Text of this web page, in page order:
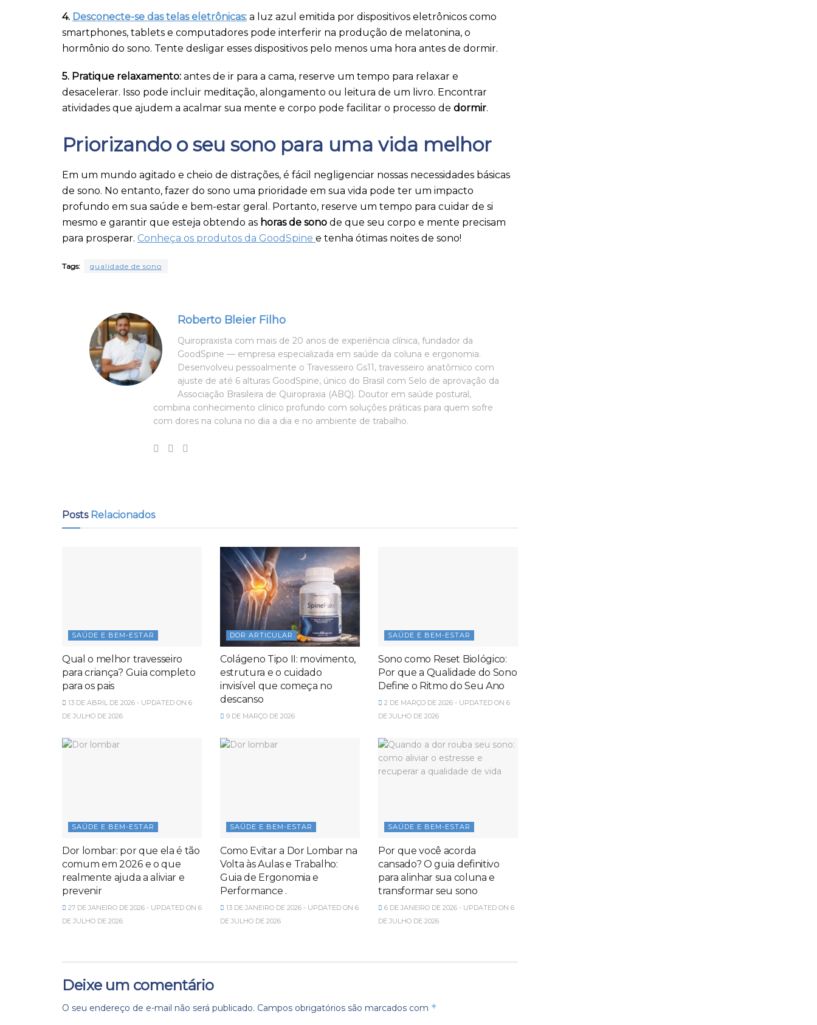
4. Desconecte-se das telas eletrônicas: a luz azul emitida por dispositivos eletrônicos como
smartphones, tablets e computadores pode interferir na produção de melatonina, o
hormônio do sono. Tente desligar esses dispositivos pelo menos uma hora antes de dormir.
5. Pratique relaxamento: antes de ir para a cama, reserve um tempo para relaxar e
desacelerar. Isso pode incluir meditação, alongamento ou leitura de um livro. Encontrar
atividades que ajudem a acalmar sua mente e corpo pode facilitar o processo de dormir.
Priorizando o seu sono para uma vida melhor
Em um mundo agitado e cheio de distrações, é fácil negligenciar nossas necessidades básicas
de sono. No entanto, fazer do sono uma prioridade em sua vida pode ter um impacto
profundo em sua saúde e bem-estar geral. Portanto, reserve um tempo para cuidar de si
mesmo e garantir que esteja obtendo as horas de sono de que seu corpo e mente precisam
para prosperar. Conheça os produtos da GoodSpine e tenha ótimas noites de sono!
Tags: qualidade de sono
Roberto Bleier Filho
Quiropraxista com mais de 20 anos de experiência clínica, fundador da
GoodSpine — empresa especializada em saúde da coluna e ergonomia.
Desenvolveu pessoalmente o Travesseiro Gs11, travesseiro anatômico com
ajuste de até 6 alturas GoodSpine, único do Brasil com Selo de aprovação da
Associação Brasileira de Quiropraxia (ABQ). Doutor em saúde postural,
combina conhecimento clínico profundo com soluções práticas para quem sofre
com dores na coluna no dia a dia e no ambiente de trabalho.
Posts Relacionados
SAÚDE E BEM-ESTAR
Qual o melhor travesseiro
para criança? Guia completo
para os pais
13 DE ABRIL DE 2026 - UPDATED ON 6
DE JULHO DE 2026
DOR ARTICULAR
Colágeno Tipo II: movimento,
estrutura e o cuidado
invisível que começa no
descanso
9 DE MARÇO DE 2026
SAÚDE E BEM-ESTAR
Sono como Reset Biológico:
Por que a Qualidade do Sono
Define o Ritmo do Seu Ano
2 DE MARÇO DE 2026 - UPDATED ON 6
DE JULHO DE 2026
SAÚDE E BEM-ESTAR
Dor lombar: por que ela é tão
comum em 2026 e o que
realmente ajuda a aliviar e
prevenir
27 DE JANEIRO DE 2026 - UPDATED ON 6
DE JULHO DE 2026
SAÚDE E BEM-ESTAR
Como Evitar a Dor Lombar na
Volta às Aulas e Trabalho:
Guia de Ergonomia e
Performance .
13 DE JANEIRO DE 2026 - UPDATED ON 6
DE JULHO DE 2026
SAÚDE E BEM-ESTAR
Por que você acorda
cansado? O guia definitivo
para alinhar sua coluna e
transformar seu sono
6 DE JANEIRO DE 2026 - UPDATED ON 6
DE JULHO DE 2026
Deixe um comentário
O seu endereço de e-mail não será publicado. Campos obrigatórios são marcados com *